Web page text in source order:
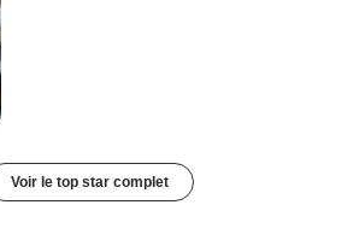
Voir le top star complet